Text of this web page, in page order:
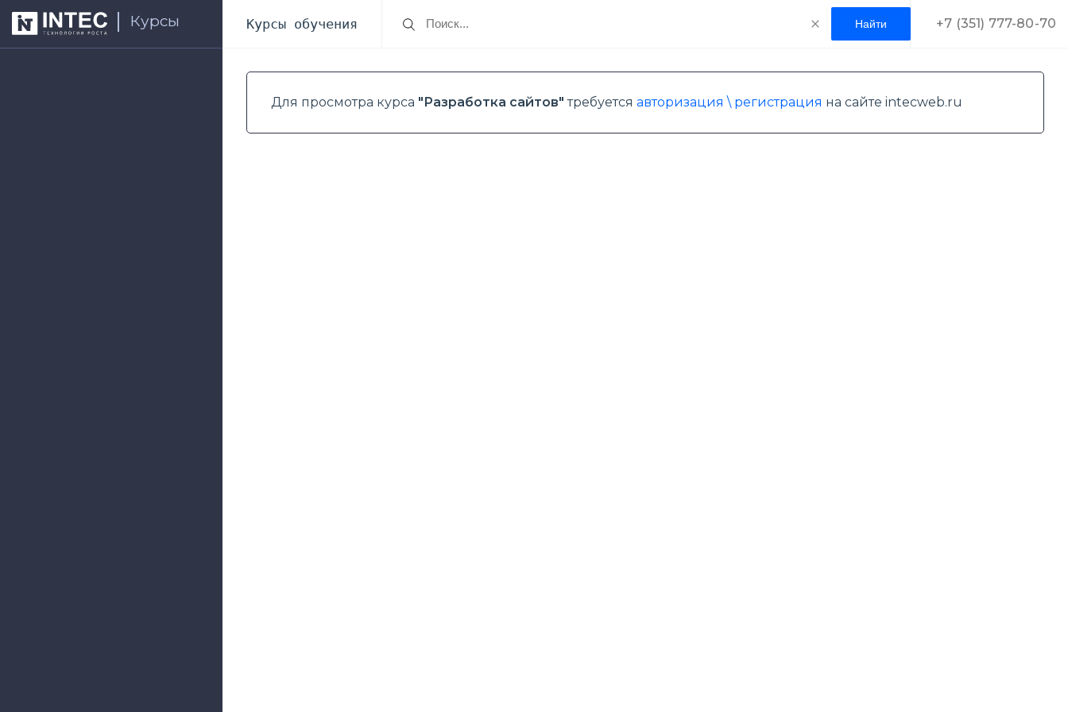
Курсы Курсы обучения +7 (351) 777-80-70
Для просмотра курса "Разработка сайтов" требуется авторизация \ регистрация на сайте intecweb.ru